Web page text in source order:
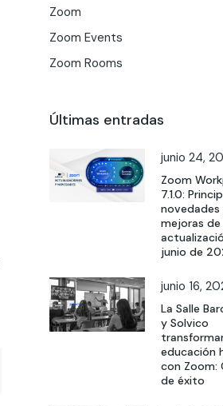
Zoom
Zoom Events
Zoom Rooms
Últimas entradas
junio 24,
Zoom
7.1.0:
novedades
mejoras de
junio de
junio 16,
La Salle
y Solvico
educación
con Zoom:
de éxito